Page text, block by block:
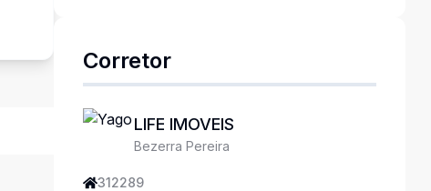
Corretor
LIFE IMOVEIS
Bezerra Pereira
312289